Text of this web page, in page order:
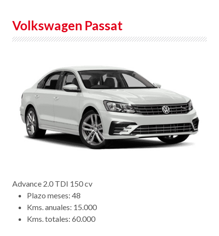
Volkswagen Passat
Advance 2.0 TDI 150 cv
Plazo meses: 48
Kms. anuales: 15.000
Kms. totales: 60.000